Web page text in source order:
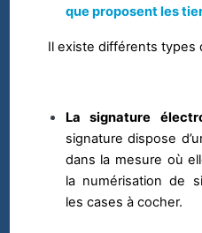
que proposent les
Il existe différents types
La signature
signature dispose
dans la mesure où
la numérisation de
les cases à cocher.